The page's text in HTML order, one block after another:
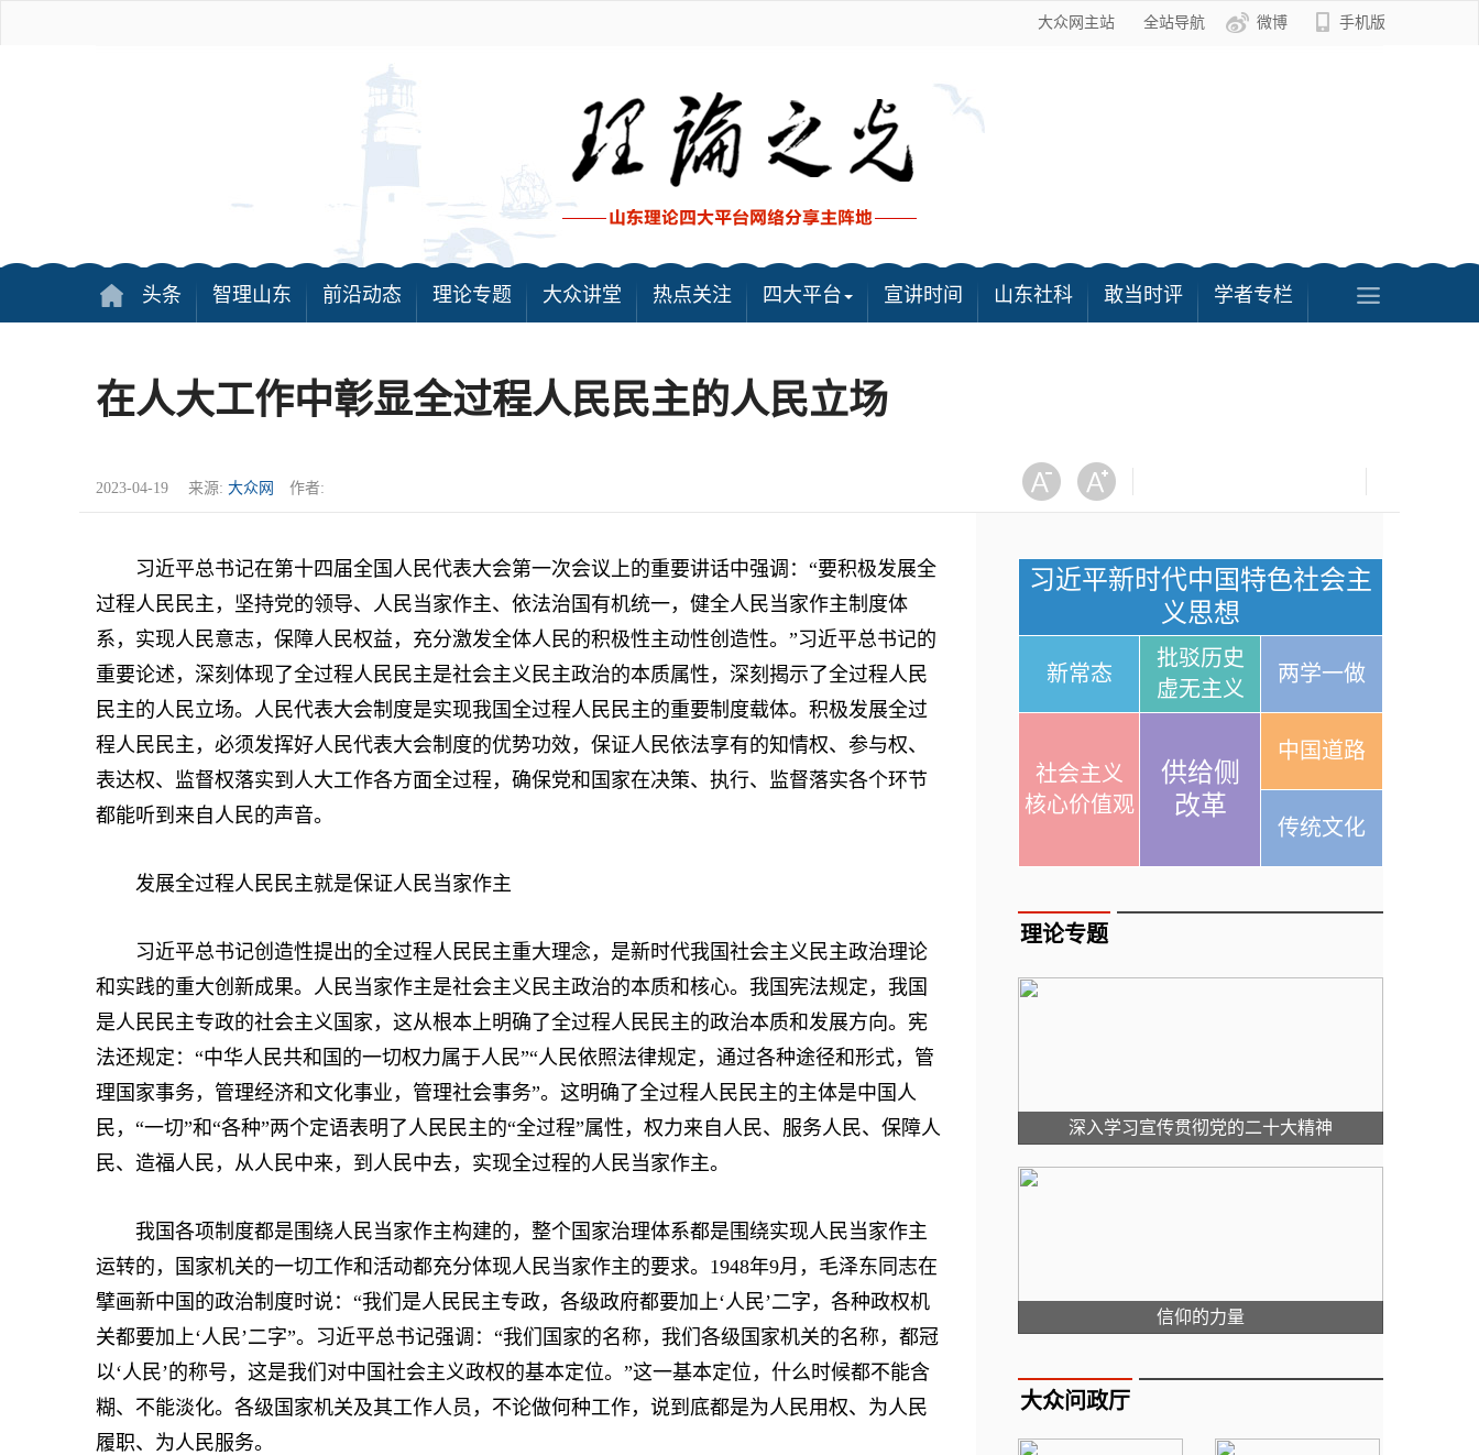
大众网主站 全站导航 微博 手机版
头条 智理山东 前沿动态 理论专题 大众讲堂 热点关注 四大平台 宣讲时间 山东社科 敢当时评 学者专栏
在人大工作中彰显全过程人民民主的人民立场
2023-04-19 来源: 大众网 作者:
习近平总书记在第十四届全国人民代表大会第一次会议上的重要讲话中强调：“要积极发展全
过程人民民主，坚持党的领导、人民当家作主、依法治国有机统一，健全人民当家作主制度体
系，实现人民意志，保障人民权益，充分激发全体人民的积极性主动性创造性。”习近平总书记的
重要论述，深刻体现了全过程人民民主是社会主义民主政治的本质属性，深刻揭示了全过程人民
民主的人民立场。人民代表大会制度是实现我国全过程人民民主的重要制度载体。积极发展全过
程人民民主，必须发挥好人民代表大会制度的优势功效，保证人民依法享有的知情权、参与权、
表达权、监督权落实到人大工作各方面全过程，确保党和国家在决策、执行、监督落实各个环节
都能听到来自人民的声音。
发展全过程人民民主就是保证人民当家作主
习近平总书记创造性提出的全过程人民民主重大理念，是新时代我国社会主义民主政治理论
和实践的重大创新成果。人民当家作主是社会主义民主政治的本质和核心。我国宪法规定，我国
是人民民主专政的社会主义国家，这从根本上明确了全过程人民民主的政治本质和发展方向。宪
法还规定：“中华人民共和国的一切权力属于人民”“人民依照法律规定，通过各种途径和形式，管
理国家事务，管理经济和文化事业，管理社会事务”。这明确了全过程人民民主的主体是中国人
民，“一切”和“各种”两个定语表明了人民民主的“全过程”属性，权力来自人民、服务人民、保障人
民、造福人民，从人民中来，到人民中去，实现全过程的人民当家作主。
我国各项制度都是围绕人民当家作主构建的，整个国家治理体系都是围绕实现人民当家作主
运转的，国家机关的一切工作和活动都充分体现人民当家作主的要求。1948年9月，毛泽东同志在
擘画新中国的政治制度时说：“我们是人民民主专政，各级政府都要加上‘人民’二字，各种政权机
关都要加上‘人民’二字”。习近平总书记强调：“我们国家的名称，我们各级国家机关的名称，都冠
以‘人民’的称号，这是我们对中国社会主义政权的基本定位。”这一基本定位，什么时候都不能含
糊、不能淡化。各级国家机关及其工作人员，不论做何种工作，说到底都是为人民用权、为人民
履职、为人民服务。
习近平新时代中国特色社会主
义思想
新常态
批驳历史
虚无主义
两学一做
社会主义
核心价值观
供给侧
改革
中国道路
传统文化
理论专题
深入学习宣传贯彻党的二十大精神
信仰的力量
大众问政厅